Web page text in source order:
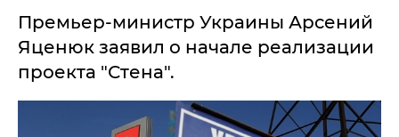
Премьер-министр Украины Арсений
Яценюк заявил о начале реализации
проекта "Стена".